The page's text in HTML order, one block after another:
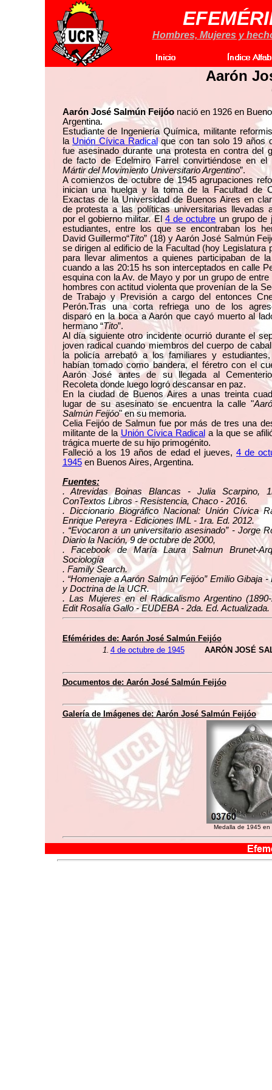
Hombres, Mujeres y
Aarón
Aarón José Salmún Feijóonació en 1926 en
Argentina.
Estudiante de Ingeniería Química, militante
la Unión Cívica Radicalque con tan solo 19 años
fue asesinado durante una protesta en contra del
de facto de Edelmiro Farrel convirtiéndose en el
Mártir del Movimiento Universitario Argentino”.
A comienzos de octubre de 1945 agrupaciones
inician una huelga y la toma de la Facultad de
Exactas de la Universidad de Buenos Aires en
de protesta a las políticas universitarias llevadas
por el gobierno militar. El 4 de octubre un grupo de
estudiantes, entre los que se encontraban los
David Guillermo“Tito” (18) y Aarón José Salmún
se dirigen al edificio de la Facultad (hoy Legislatura
para llevar alimentos a quienes participaban de
cuando a las 20:15 hs son interceptados en calle
esquina con la Av. de Mayo y por un grupo de entre
hombres con actitud violenta que provenían de la
de Trabajo y Previsión a cargo del entonces
Perón.Tras una corta refriega uno de los
disparó en la boca a Aarón que cayó muerto al
hermano “Tito”.
Al día siguiente otro incidente ocurrió durante el
joven radical cuando miembros del cuerpo de
la policía arrebató a los familiares y
habían tomado como bandera, el féretro con el
Aarón José antes de su llegada al
Recoleta donde luego logró descansar en paz.
En la ciudad de Buenos Aires a unas treinta
lugar de su asesinato se encuentra la calle "
Salmún Feijóo" en su memoria.
Celia Feijóo de Salmun fue por más de tres una
militante de la Unión Cívica Radical a la que se
trágica muerte de su hijo primogénito.
Falleció a los 19 años de edad el jueves, 4 de
1945en Buenos Aires, Argentina.
Fuentes:
. Atrevidas Boinas Blancas - Julia Scarpino,
ConTextos Libros - Resistencia, Chaco - 2016.
. Diccionario Biográfico Nacional: Unión Cívica
Enrique Pereyra - Ediciones IML - 1ra. Ed. 2012.
. “Evocaron a un universitario asesinado” - Jorge
Diario la Nación, 9 de octubre de 2000,
. Facebook de María Laura Salmun Brunet-
Sociología
. Family Search.
. “Homenaje a Aarón Salmún Feijóo” Emilio Gibaja -
y Doctrina de la UCR.
. Las Mujeres en el Radicalismo Argentino
Edit Rosalía Gallo - EUDEBA - 2da. Ed. Actualizada.
Efémérides de: Aarón José Salmún Feijóo
1. 4 de octubre de 1945 AARÓN JOSÉ
Documentos de: Aarón José Salmún Feijóo
Galería de Imágenes de: Aarón José Salmún Feijóo
Medalla de 1945 en